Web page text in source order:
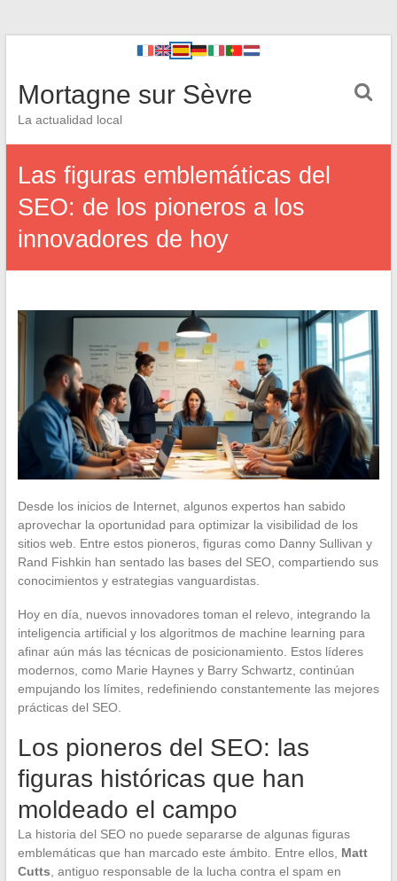
Mortagne sur Sèvre
La actualidad local
Las figuras emblemáticas del
SEO: de los pioneros a los
innovadores de hoy
Desde los inicios de Internet, algunos expertos han sabido
aprovechar la oportunidad para optimizar la visibilidad de los
sitios web. Entre estos pioneros, figuras como Danny Sullivan y
Rand Fishkin han sentado las bases del SEO, compartiendo sus
conocimientos y estrategias vanguardistas.
Hoy en día, nuevos innovadores toman el relevo, integrando la
inteligencia artificial y los algoritmos de machine learning para
afinar aún más las técnicas de posicionamiento. Estos líderes
modernos, como Marie Haynes y Barry Schwartz, continúan
empujando los límites, redefiniendo constantemente las mejores
prácticas del SEO.
Los pioneros del SEO: las
figuras históricas que han
moldeado el campo
La historia del SEO no puede separarse de algunas figuras
emblemáticas que han marcado este ámbito. Entre ellos, Matt
Cutts , antiguo responsable de la lucha contra el spam en